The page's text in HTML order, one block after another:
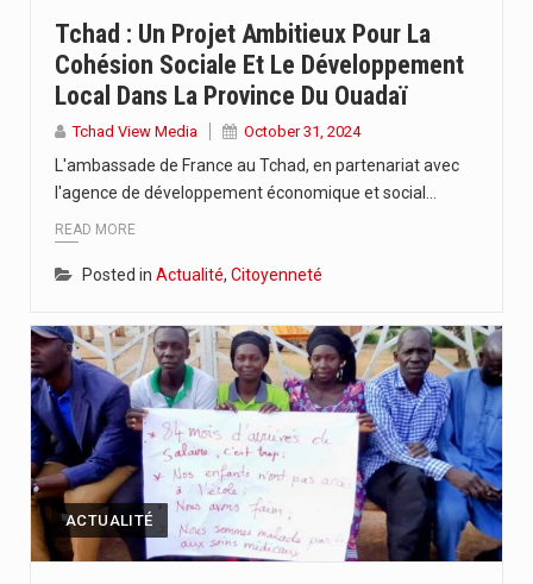
La 6ème édition du concours en journalisme a été officiellement…
Tchad : Un Projet Ambitieux Pour La
Cohésion Sociale Et Le Développement
Local Dans La Province Du Ouadaï
Tchad View Media October 31, 2024
L'ambassade de France au Tchad, en partenariat avec
l'agence de développement économique et social…
READ MORE
Posted in Actualité, Citoyenneté
ACTUALITÉ